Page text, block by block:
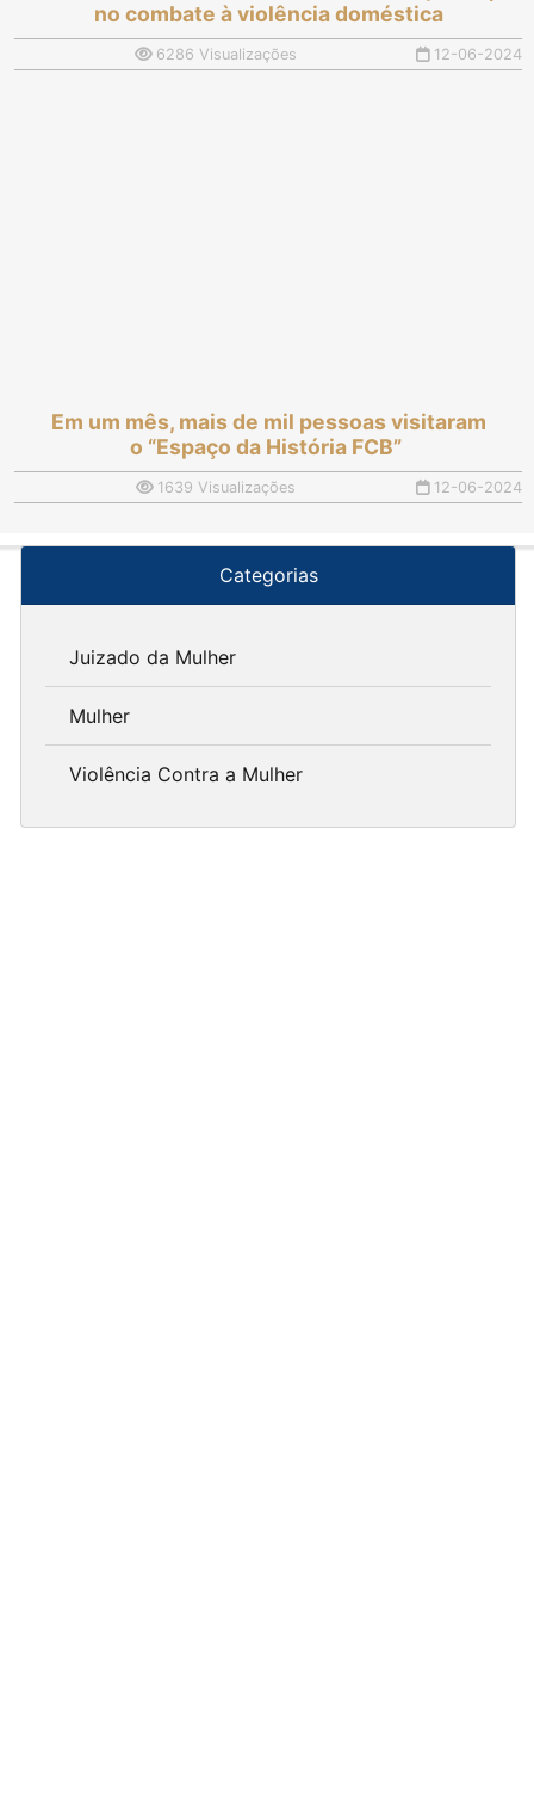
no combate à violência doméstica
6286 Visualizações 12-06-2024
Em um mês, mais de mil pessoas visitaram
o “Espaço da História FCB”
1639 Visualizações 12-06-2024
Categorias
Juizado da Mulher
Mulher
Violência Contra a Mulher